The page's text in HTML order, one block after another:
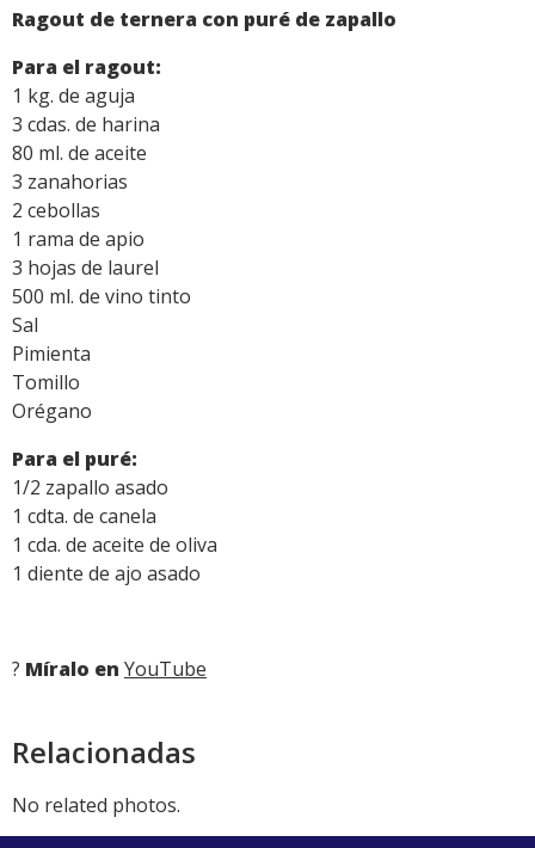
Link
Ragout de ternera con puré de zapallo
Para el ragout:
1 kg. de aguja
3 cdas. de harina
80 ml. de aceite
3 zanahorias
2 cebollas
1 rama de apio
3 hojas de laurel
500 ml. de vino tinto
Sal
Pimienta
Tomillo
Orégano
Para el puré:
1/2 zapallo asado
1 cdta. de canela
1 cda. de aceite de oliva
1 diente de ajo asado
? Míralo en YouTube
Relacionadas
No related photos.